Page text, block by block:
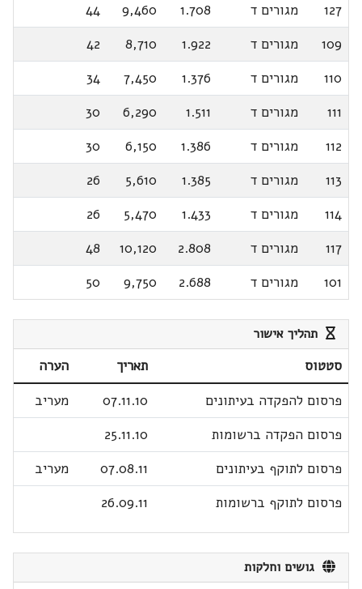
127
מגורים ד 1.708
9,460
44
109
מגורים ד 1.922
8,710
42
110
מגורים ד 1.376
7,450
34
111
מגורים ד 1.511
6,290
30
112
מגורים ד 1.386
6,150
30
113
מגורים ד 1.385
5,610
26
114
מגורים ד 1.433
5,470
26
117
מגורים ד 2.808
10,120
48
101
מגורים ד 2.688
9,750
50
תהליך אישור
סטטוס תאריך
הערה
פרסום להפקדה בעיתונים
07.11.10
מעריב
פרסום הפקדה ברשומות
25.11.10
פרסום לתוקף בעיתונים
07.08.11
מעריב
פרסום לתוקף ברשומות
26.09.11
גושים וחלקות